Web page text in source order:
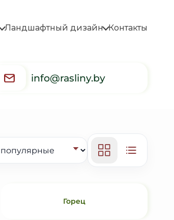
Ландшафтный дизайн Контакты
info@rasliny.by
Горец